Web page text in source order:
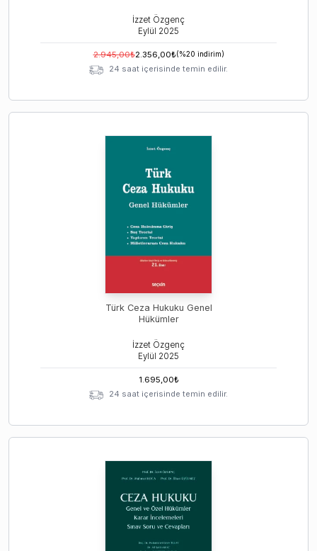
İzzet Özgenç
Eylül 2025
2.945,00₺2.356,00₺(%20 indirim)
24 saat içerisinde temin edilir.
Türk Ceza Hukuku Genel
Hükümler
İzzet Özgenç
Eylül 2025
1.695,00₺
24 saat içerisinde temin edilir.